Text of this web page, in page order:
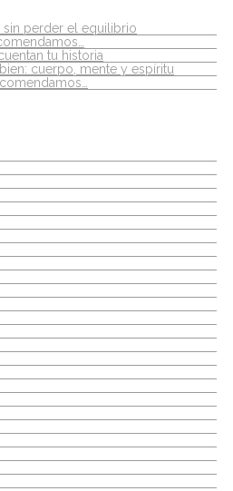
sin perder el equilibrio
tu historia
cuerpo, mente y espíritu